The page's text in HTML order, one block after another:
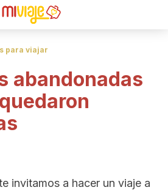
para viajar
abandonadas
invitamos a hacer un viaje a